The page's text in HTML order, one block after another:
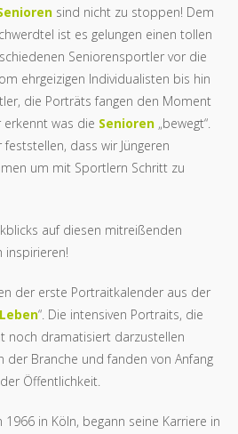
sind nicht zu stoppen! Dem
ist es gelungen einen tollen
Seniorensportler vor die
ehrgeizigen Individualisten bis hin
die Porträts fangen den Moment
was die Senioren „bewegt“.
dass wir Jüngeren
um mit Sportlern Schritt zu
auf diesen mitreißenden
inspirieren!
der erste Portraitkalender aus der
Leben“. Die intensiven Portraits, die
noch dramatisiert darzustellen
der Branche und fanden von Anfang
Öffentlichkeit.
in Köln, begann seine Karriere in